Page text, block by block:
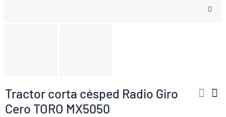
Tractor corta césped Radio Giro
Cero TORO MX5050